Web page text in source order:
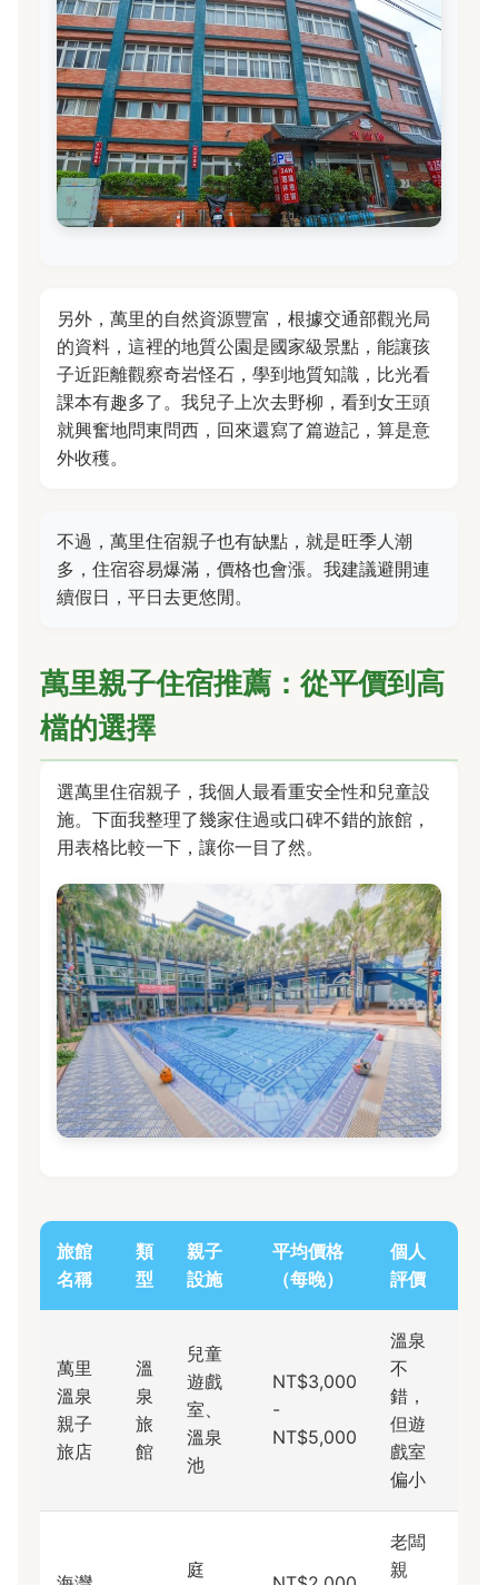
另外，萬里的自然資源豐富，根據交通部觀光局
的資料，這裡的地質公園是國家級景點，能讓孩
子近距離觀察奇岩怪石，學到地質知識，比光看
課本有趣多了。我兒子上次去野柳，看到女王頭
就興奮地問東問西，回來還寫了篇遊記，算是意
外收穫。
不過，萬里住宿親子也有缺點，就是旺季人潮
多，住宿容易爆滿，價格也會漲。我建議避開連
續假日，平日去更悠閒。
萬里親子住宿推薦：從平價到高
檔的選擇
選萬里住宿親子，我個人最看重安全性和兒童設
施。下面我整理了幾家住過或口碑不錯的旅館，
用表格比較一下，讓你一目了然。
旅館
名稱
類
型
親子
設施
平均價格
（每晚）
個人
評價
萬里
溫泉
親子
旅店
溫
泉
旅
館
兒童
遊戲
室、
溫泉
池
NT$3,000
-
NT$5,000
溫泉
不
錯，
但遊
戲室
偏小
庭
老闆
親